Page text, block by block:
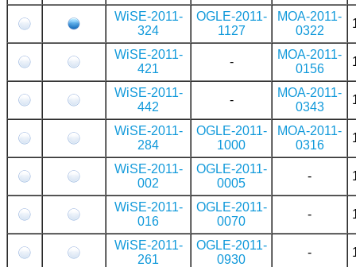
WiSE-2011-
324
OGLE-2011-
1127
MOA-2011-
0322
WiSE-2011-
421
-
MOA-2011-
0156
WiSE-2011-
442
-
MOA-2011-
0343
WiSE-2011-
284
OGLE-2011-
1000
MOA-2011-
0316
WiSE-2011-
002
OGLE-2011-
0005
-
WiSE-2011-
016
OGLE-2011-
0070
-
WiSE-2011-
261
OGLE-2011-
0930
-